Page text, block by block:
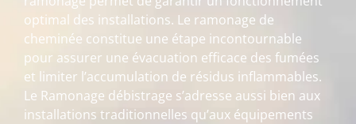
optimal des installations. Le ramonage de
cheminée constitue une étape incontournable
pour assurer une évacuation efficace des fumées
et limiter l’accumulation de résidus inflammables.
Le Ramonage débistrage s’adresse aussi bien aux
installations traditionnelles qu’aux équipements